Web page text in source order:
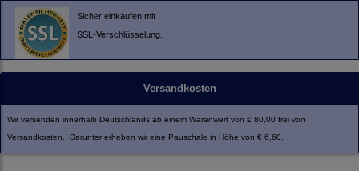
Sicher einkaufen mit
SSL-Verschlüsselung.
Versandkosten
Wir versenden innerhalb Deutschlands ab einem Warenwert von € 80,00 frei von
Versandkosten. Darunter erheben wir eine Pauschale in Höhe von € 6,60.